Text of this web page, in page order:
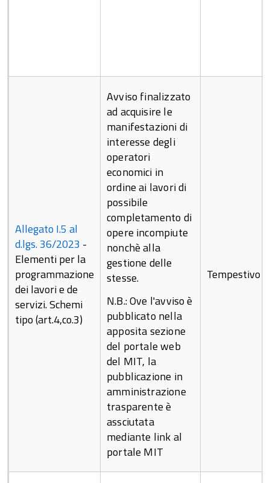
Allegato I.5 al
d.lgs. 36/2023 -
Elementi per la
programmazione
dei lavori e de
servizi. Schemi
tipo (art.4,co.3)
Avviso finalizzato
ad acquisire le
manifestazioni di
interesse degli
operatori
economici in
ordine ai lavori di
possibile
completamento di
opere incompiute
nonchè alla
gestione delle
stesse.
N.B.: Ove l'avviso è
pubblicato nella
apposita sezione
del portale web
del MIT, la
pubblicazione in
amministrazione
trasparente è
assciutata
mediante link al
portale MIT
Tempestivo